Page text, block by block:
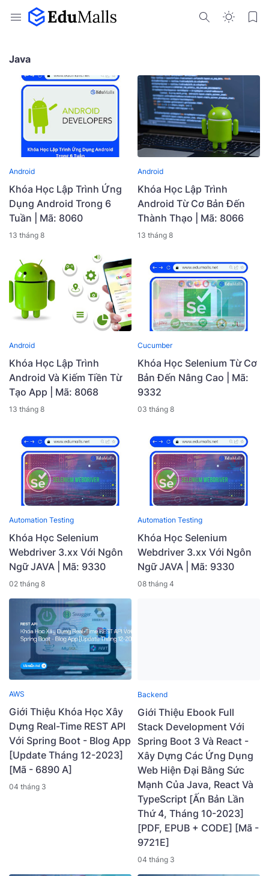
Java
Android
Khóa Học Lập Trình Ứng
Dụng Android Trong 6
Tuần | Mã: 8060
13 tháng 8
Android
Khóa Học Lập Trình
Android Từ Cơ Bản Đến
Thành Thạo | Mã: 8066
13 tháng 8
Android
Khóa Học Lập Trình
Android Và Kiếm Tiền Từ
Tạo App | Mã: 8068
13 tháng 8
Cucumber
Khóa Học Selenium Từ Cơ
Bản Đến Nâng Cao | Mã:
9332
03 tháng 8
Automation Testing
Khóa Học Selenium
Webdriver 3.xx Với Ngôn
Ngữ JAVA | Mã: 9330
02 tháng 8
Automation Testing
Khóa Học Selenium
Webdriver 3.xx Với Ngôn
Ngữ JAVA | Mã: 9330
08 tháng 4
AWS
Giới Thiệu Khóa Học Xây
Dựng Real-Time REST API
Với Spring Boot - Blog App
[Update Tháng 12-2023]
[Mã - 6890 A]
04 tháng 3
Backend
Giới Thiệu Ebook Full
Stack Development Với
Spring Boot 3 Và React -
Xây Dựng Các Ứng Dụng
Web Hiện Đại Bằng Sức
Mạnh Của Java, React Và
TypeScript [Ấn Bản Lần
Thứ 4, Tháng 10-2023]
[PDF, EPUB + CODE] [Mã -
9721E]
04 tháng 3